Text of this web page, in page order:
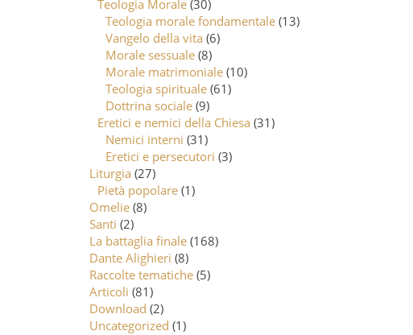
Teologia Morale (30)
Teologia morale fondamentale (13)
Vangelo della vita (6)
Morale sessuale (8)
Morale matrimoniale (10)
Teologia spirituale (61)
Dottrina sociale (9)
Eretici e nemici della Chiesa (31)
Nemici interni (31)
Eretici e persecutori (3)
Liturgia (27)
Pietà popolare (1)
Omelie (8)
Santi (2)
La battaglia finale (168)
Dante Alighieri (8)
Raccolte tematiche (5)
Articoli (81)
Download (2)
Uncategorized (1)